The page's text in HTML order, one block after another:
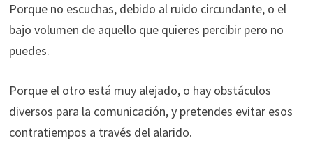
Porque no escuchas, debido al ruido circundante, o el
bajo volumen de aquello que quieres percibir pero no
puedes.
Porque el otro está muy alejado, o hay obstáculos
diversos para la comunicación, y pretendes evitar esos
contratiempos a través del alarido.